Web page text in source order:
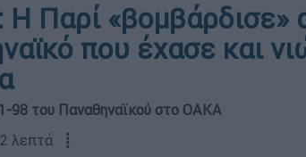
Η Παρί «βομβάρδισε»
που έχασε και
98 του Παναθηναϊκού στο ΟΑΚΑ
2 λεπτά ┋